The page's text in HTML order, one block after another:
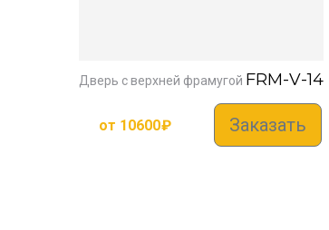
Дверь с верхней фрамугой FRM-V-14
от 10600₽ Заказать